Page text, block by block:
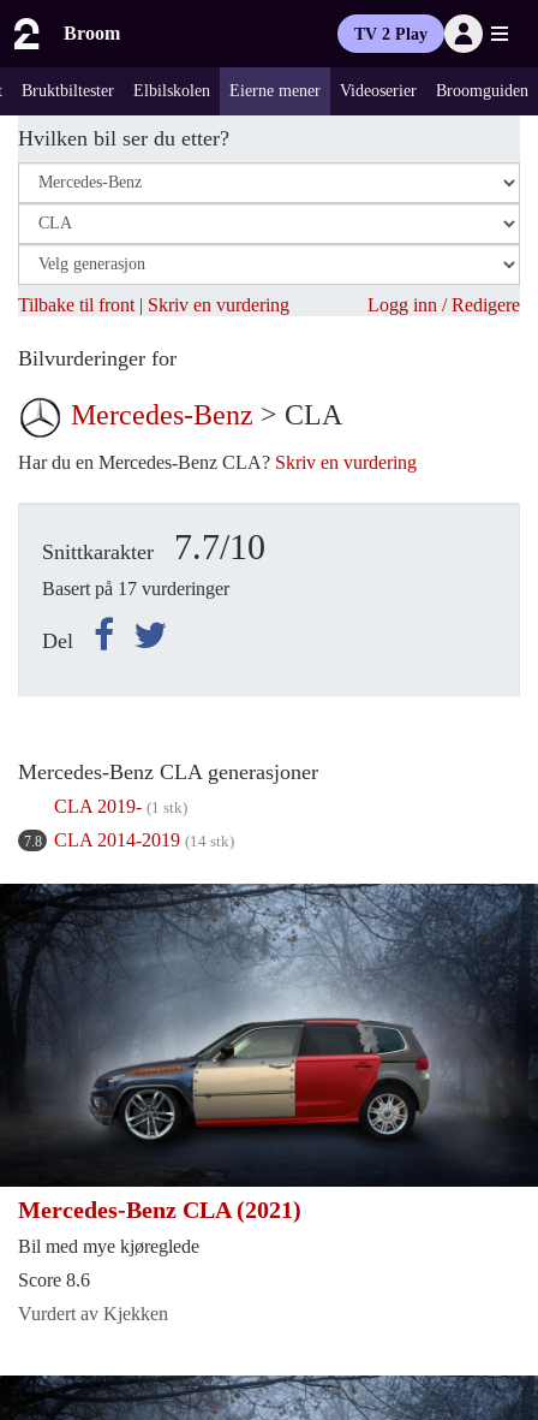
Broom TV 2 Play
Bruktbiltester Elbilskolen Eierne mener Videoserier Broomguiden
Hvilken bil ser du etter?
Tilbake til front | Skriv en vurdering Logg inn / Redigere
Bilvurderinger for
Mercedes-Benz > CLA
Har du en Mercedes-Benz CLA? Skriv en vurdering
Snittkarakter 7.7/10
Basert på 17 vurderinger
Del
Mercedes-Benz CLA generasjoner
CLA 2019- (1 stk)
7.8 CLA 2014-2019 (14 stk)
Mercedes-Benz CLA (2021)
Bil med mye kjøreglede
Score 8.6
Vurdert av Kjekken